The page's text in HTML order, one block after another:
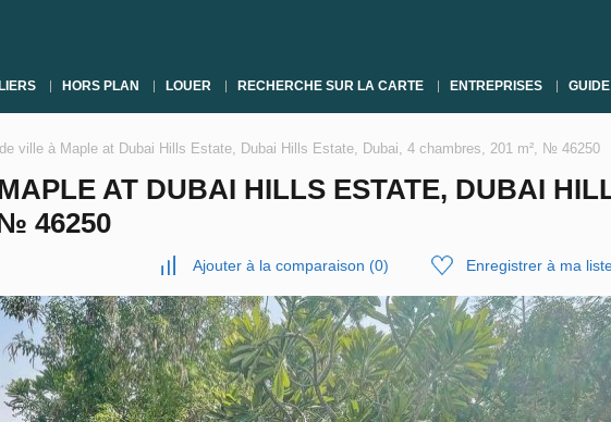
HORS PLAN LOUER RECHERCHE SUR LA CARTE ENTREPRISES GUIDE
ville à Maple at Dubai Hills Estate, Dubai Hills Estate, Dubai, 4 chambres, 201 m², № 46250
AT DUBAI HILLS ESTATE, DUBAI
46250
Ajouter à la comparaison (0) Enregistrer à ma